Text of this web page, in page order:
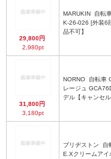
29,800円
2,980pt
MARUKIN
K-26-026 [外装6
品不可】
31,800円
3,180pt
NORNO
レージュ
デル【キャンセル
ブリヂストン
E.Xクリームア